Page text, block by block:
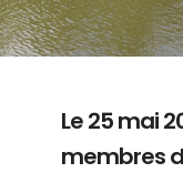
Le 25 mai
membres